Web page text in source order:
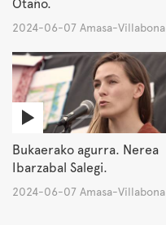
Otaño.
2024-06-07 Amasa-Villabona
Bukaerako agurra. Nerea
Ibarzabal Salegi.
2024-06-07 Amasa-Villabona